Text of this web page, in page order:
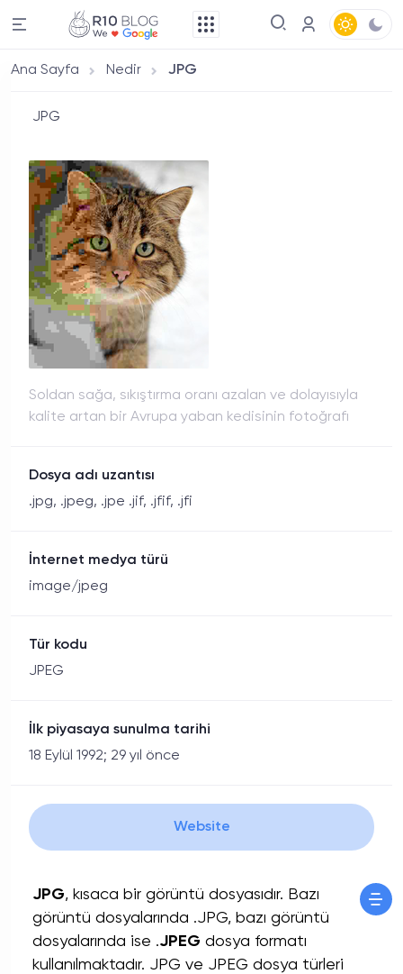
JPG, kısaca bir görüntü dosyasıdır. Bazı
görüntü dosyalarında .JPG, bazı görüntü
dosyalarında ise .JPEG dosya formatı
kullanılmaktadır. JPG ve JPEG dosya türleri
Ana Sayfa Nedir JPG
JPG
Soldan sağa, sıkıştırma oranı azalan ve dolayısıyla
kalite artan bir Avrupa yaban kedisinin fotoğrafı
Dosya adı uzantısı
.jpg, .jpeg, .jpe .jif, .jfif, .jfi
İnternet medya türü
image/jpeg
Tür kodu
JPEG
İlk piyasaya sunulma tarihi
18 Eylül 1992; 29 yıl önce
Website